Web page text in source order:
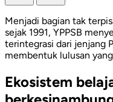
Menjadi bagian tak
sejak 1991, YPPSB
terintegrasi dari jenjang
membentuk lulusan
Ekosistem